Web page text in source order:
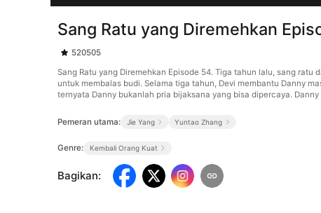
Sang Ratu yang Diremehkan
520505
Sang Ratu yang Diremehkan Episode 54. Tiga tahun lalu, sang
untuk membalas budi. Selama tiga tahun, Devi membantu Danny
ternyata Danny bukanlah pria bijaksana yang bisa dipercaya.
Pemeran utama: Jie Yang Yuntao Zhang
Genre: Kembali Orang Kuat
Bagikan: